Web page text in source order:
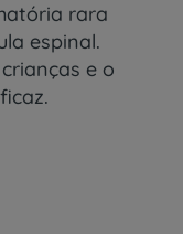
rara
espinal.
e o